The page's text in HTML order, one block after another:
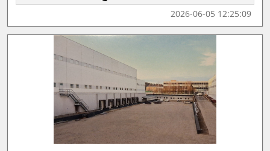
2026-06-05 12:25:09